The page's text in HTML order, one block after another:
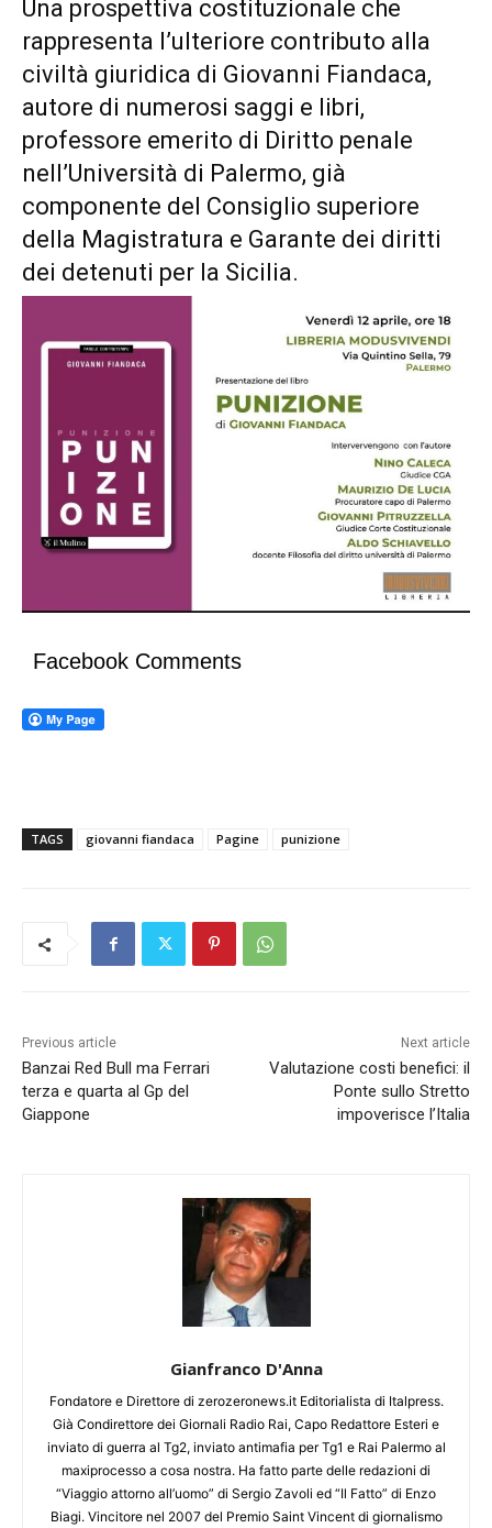
Una prospettiva costituzionale che
rappresenta l’ulteriore contributo alla
civiltà giuridica di Giovanni Fiandaca,
autore di numerosi saggi e libri,
professore emerito di Diritto penale
nell’Università di Palermo, già
componente del Consiglio superiore
della Magistratura e Garante dei diritti
dei detenuti per la Sicilia.
Facebook Comments
TAGS giovanni fiandaca Pagine punizione
Previous article
Banzai Red Bull ma Ferrari
terza e quarta al Gp del
Giappone
Next article
Valutazione costi benefici: il
Ponte sullo Stretto
impoverisce l’Italia
Gianfranco D'Anna
Fondatore e Direttore di zerozeronews.it Editorialista di Italpress.
Già Condirettore dei Giornali Radio Rai, Capo Redattore Esteri e
inviato di guerra al Tg2, inviato antimafia per Tg1 e Rai Palermo al
maxiprocesso a cosa nostra. Ha fatto parte delle redazioni di
“Viaggio attorno all’uomo” di Sergio Zavoli ed “Il Fatto” di Enzo
Biagi. Vincitore nel 2007 del Premio Saint Vincent di giornalismo